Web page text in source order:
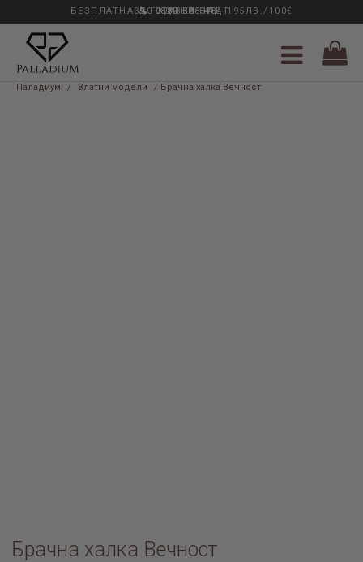
33 ГОДИНИ ОПИТ
БЕЗПЛАТНА ДОСТАВКА НАД 195ЛВ./100€
0889 888 484
Паладиум / Златни модели / Брачна халка Вечност
Брачна халка Вечност